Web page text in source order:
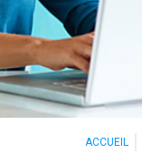
ACCUEIL